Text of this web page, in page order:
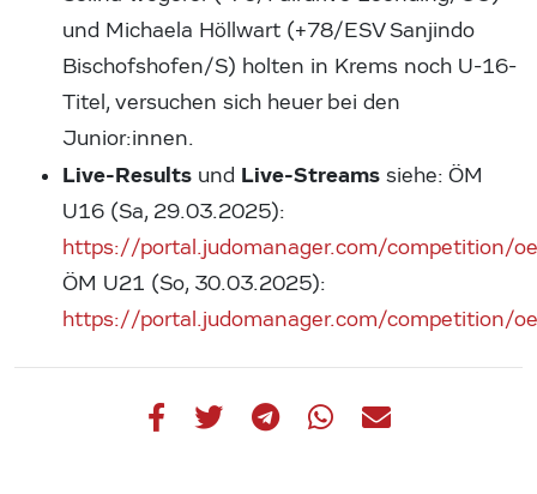
und Michaela Höllwart (+78/ESV Sanjindo
Bischofshofen/S) holten in Krems noch U-16-
Titel, versuchen sich heuer bei den
Junior:innen.
Live-Results und Live-Streams siehe: ÖM
U16 (Sa, 29.03.2025):
https://portal.judomanager.com/competition/
ÖM U21 (So, 30.03.2025):
https://portal.judomanager.com/competition/